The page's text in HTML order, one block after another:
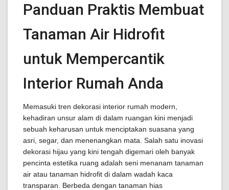
Panduan Praktis Membuat
Tanaman Air Hidrofit
untuk Mempercantik
Interior Rumah Anda
Memasuki tren dekorasi interior rumah modern,
kehadiran unsur alam di dalam ruangan kini menjadi
sebuah keharusan untuk menciptakan suasana yang
asri, segar, dan menenangkan mata. Salah satu inovasi
dekorasi hijau yang kini tengah digemari oleh banyak
pencinta estetika ruang adalah seni menanam tanaman
air atau tanaman hidrofit di dalam wadah kaca
transparan. Berbeda dengan tanaman hias